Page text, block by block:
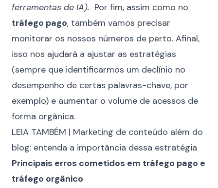
ferramentas de IA). Por fim, assim como no
tráfego pago, também vamos precisar
monitorar os nossos números de perto. Afinal,
isso nos ajudará a ajustar as estratégias
(sempre que identificarmos um declínio no
desempenho de certas palavras-chave, por
exemplo) e aumentar o volume de acessos de
forma orgânica.
LEIA TAMBÉM | Marketing de conteúdo além do
blog: entenda a importância dessa estratégia
Principais erros cometidos em tráfego pago e
tráfego orgânico